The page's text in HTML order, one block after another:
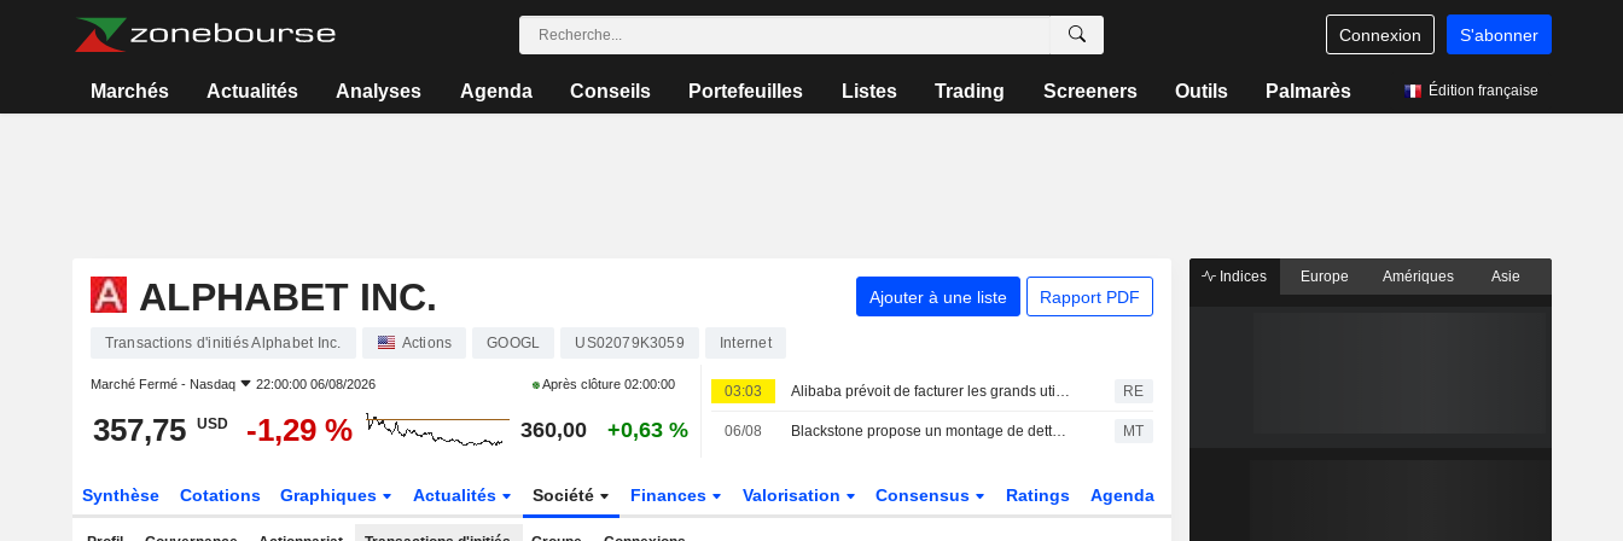
Connexion S'abonner
Marchés Actualités Analyses Agenda Conseils Portefeuilles Listes Trading Screeners Outils Palmarès Édition française
ALPHABET INC. Ajouter à une liste Rapport PDF
Transactions d'initiés Alphabet Inc. Actions GOOGL US02079K3059 Internet
Marché Fermé - Nasdaq 22:00:00 06/08/2026 Après clôture02:00:00
357,75 USD -1,29 % 360,00 +0,63 %
03:03 Alibaba prévoit de facturer les grands utilisateurs de son prochain modèle d'IA en open-source, selon des sources RE
06/08 Blackstone propose un montage de dette massif pour financer les puces d'Anthropic MT
Synthèse Cotations Graphiques Actualités Société Finances Valorisation Consensus Ratings Agenda
Indices Europe Amériques Asie